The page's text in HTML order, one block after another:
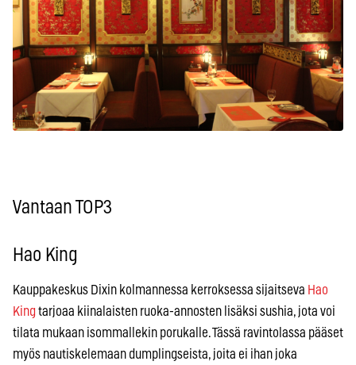
Vantaan TOP3
Hao King
Kauppakeskus Dixin kolmannessa kerroksessa sijaitseva Hao
Kingtarjoaa kiinalaisten ruoka-annosten lisäksi sushia, jota voi
tilata mukaan isommallekin porukalle. Tässä ravintolassa pääset
myös nautiskelemaan dumplingseista, joita ei ihan joka